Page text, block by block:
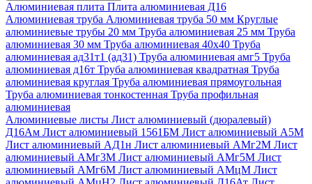
Алюминиевая плита Плита алюминиевая Д16
Алюминиевая труба Алюминиевая труба 50 мм Круглые
алюминиевые трубы 20 мм Труба алюминиевая 25 мм Труба
алюминиевая 30 мм Труба алюминиевая 40х40 Труба
алюминиевая ад31т1 (ад31) Труба алюминиевая амг5 Труба
алюминиевая д16т Труба алюминиевая квадратная Труба
алюминиевая круглая Труба алюминиевая прямоугольная
Труба алюминиевая тонкостенная Труба профильная
алюминиевая
Алюминиевые листы Лист алюминиевый (дюралевый)
Д16Ам Лист алюминиевый 1561БМ Лист алюминиевый А5М
Лист алюминиевый АД1н Лист алюминиевый АМг2М Лист
алюминиевый АМг3М Лист алюминиевый АМг5М Лист
алюминиевый АМг6М Лист алюминиевый АМцМ Лист